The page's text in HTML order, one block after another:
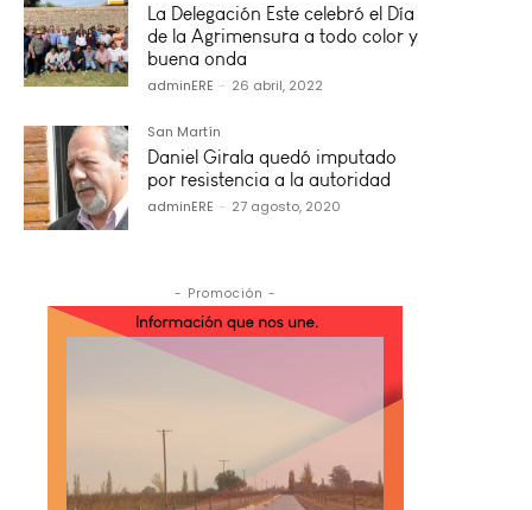
La Delegación Este celebró el Día
de la Agrimensura a todo color y
buena onda
adminERE - 26 abril, 2022
San Martín
Daniel Girala quedó imputado
por resistencia a la autoridad
adminERE - 27 agosto, 2020
- Promoción -